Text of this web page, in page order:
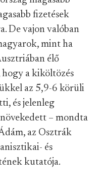
fizetések
De vajon valóban
mint ha
élő
a kiköltözés
az 5,9-6 körüli
és jelenleg
– mondta
az Osztrák
és
kutatója.